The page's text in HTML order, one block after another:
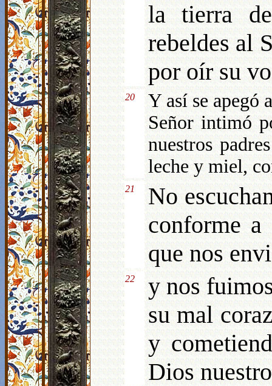
la tierra
rebeldes al
por oír su
20
Y así se apegó
Señor intimó
nuestros
leche y miel,
21
No
conforme a
que nos
22
y nos
su mal
y
Dios